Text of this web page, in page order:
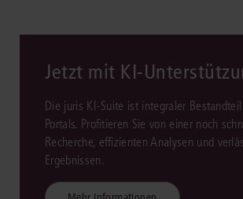
Jetzt mit KI-
Die juris KI-Suite ist integraler
Portals. Profitieren Sie von einer noch
Recherche, effizienten Analysen und
Ergebnissen.